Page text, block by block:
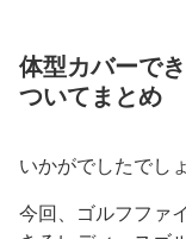
体型カバーで
ついてまとめ
いかがでしたでし
今回、ゴルフファ